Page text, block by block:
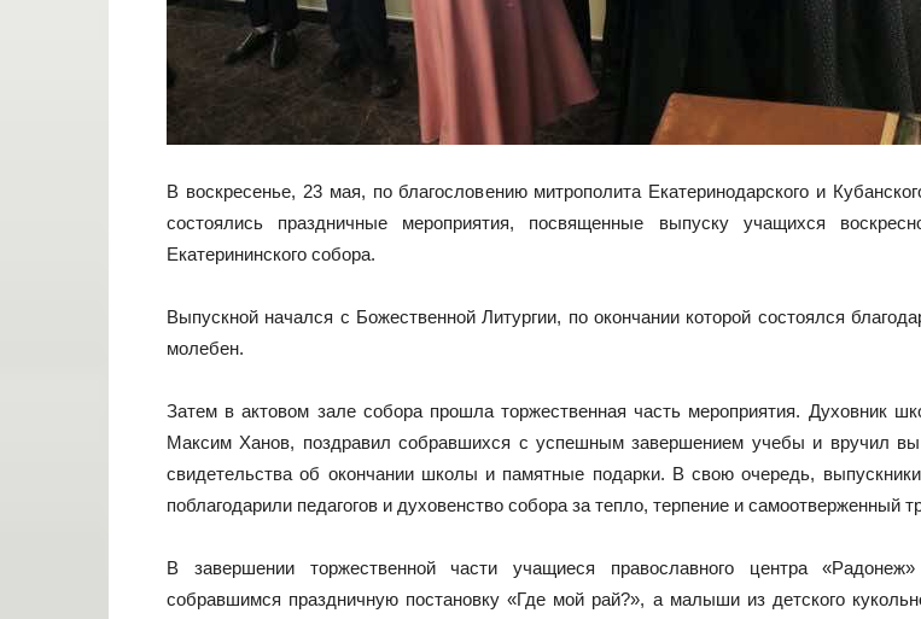
В воскресенье, 23 мая, по благословению митрополита Екатеринодарского и
состоялись праздничные мероприятия, посвященные выпуску учащихся
Екатерининского собора.
Выпускной начался с Божественной Литургии, по окончании которой состоялся
молебен.
Затем в актовом зале собора прошла торжественная часть мероприятия. Духовник
Максим Ханов, поздравил собравшихся с успешным завершением учебы и вручил
свидетельства об окончании школы и памятные подарки. В свою очередь,
поблагодарили педагогов и духовенство собора за тепло, терпение и самоотверженный
В завершении торжественной части учащиеся православного центра «Радонеж»
собравшимся праздничную постановку «Где мой рай?», а малыши из детского